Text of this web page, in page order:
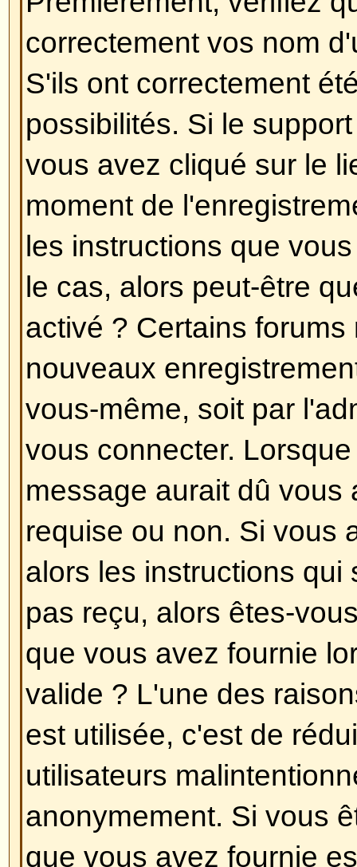
encore et impliquez-vous dans
Revenir en haut
Comment puis-je changer
Toutes vos préférences (si vous
stockées dans la base de
pages, mais cela peut ne pas
permettra de changer toutes
Revenir en haut
Les heures ne sont pas
Les heures sont certainement
que vous pouvez voir sont les
un fuseau horaire différent du
vous devriez changer vos
en choisissant le fuseau
Londres, Paris, New York,
que changer le fuseau horaire,
autres options peut uniquement
utilisateurs enregistrés. Donc, si
enregistré, c'est la bonne heure
pardonnez le jeu de mots !
Revenir en haut
J'ai changé le fuseau horaire
incorrecte !
Si vous êtes sûr d'avoir choisi